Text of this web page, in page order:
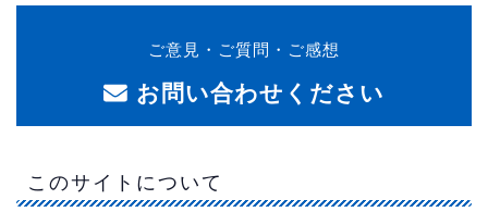
ご意見・ご質問・ご感想
お問い合わせください
このサイトについて